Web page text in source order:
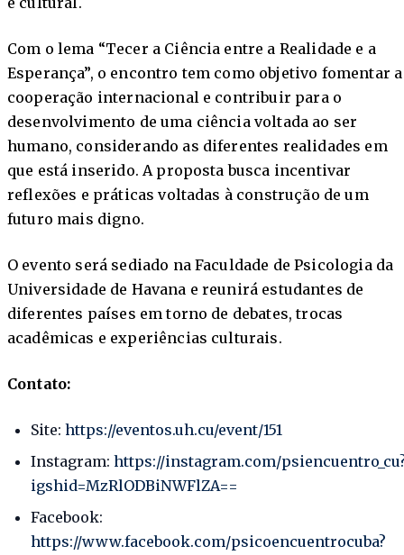
Com o lema “Tecer a Ciência entre a Realidade e a
Esperança”, o encontro tem como objetivo fomentar a
cooperação internacional e contribuir para o
desenvolvimento de uma ciência voltada ao ser
humano, considerando as diferentes realidades em
que está inserido. A proposta busca incentivar
reflexões e práticas voltadas à construção de um
futuro mais digno.
O evento será sediado na Faculdade de Psicologia da
Universidade de Havana e reunirá estudantes de
diferentes países em torno de debates, trocas
acadêmicas e experiências culturais.
Contato:
Site: https://eventos.uh.cu/event/151
Instagram: https://instagram.com/
igshid=MzRlODBiNWFlZA==
Facebook:
https://www.facebook.com/psicoencuentrocuba?